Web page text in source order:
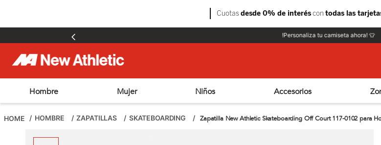
!Personaliza tu camiseta ahora! 👕
Hombre Mujer Niños Accesorios
HOMBRE ZAPATILLAS SKATEBOARDING Zapatilla New Athletic Skateboarding Off Court 117-0102 para
.
zapatillas hombre